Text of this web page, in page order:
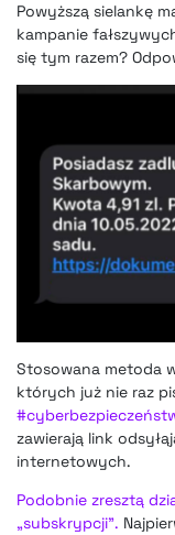
Powyższą sielankę
kampanie
się tym razem?
Stosowana metoda
których już nie raz
zawierają link
internetowych.
Podobnie zresztą
„subskrypcji”.